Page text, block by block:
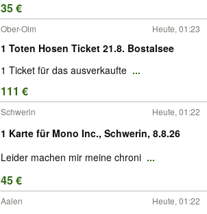
35 €
Ober-Olm Heute, 01:23
1 Toten Hosen Ticket 21.8. Bostalsee
1 Ticket für das ausverkaufte ...
111 €
Schwerin Heute, 01:22
1 Karte für Mono Inc., Schwerin, 8.8.26
Leider machen mir meine chroni ...
45 €
Aalen Heute, 01:22